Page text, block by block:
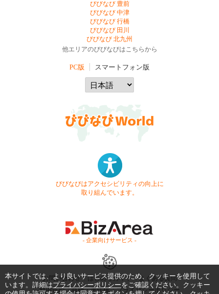
びびなび 豊前
びびなび 中津
びびなび 行橋
びびなび 田川
びびなび 北九州
他エリアのびびなびはこちらから
PC版 スマートフォン版
びびなびはアクセシビリティの向上に
取り組んでいます。
- 企業向けサービス -
お問い合わせ はじめてガイド
よくある質問
利用規約
商標・著作権 プライバシーポリシー
本サイトでは、より良いサービス提供のため、クッキーを使用して
います。詳細はプライバシーポリシーをご確認ください。クッキー